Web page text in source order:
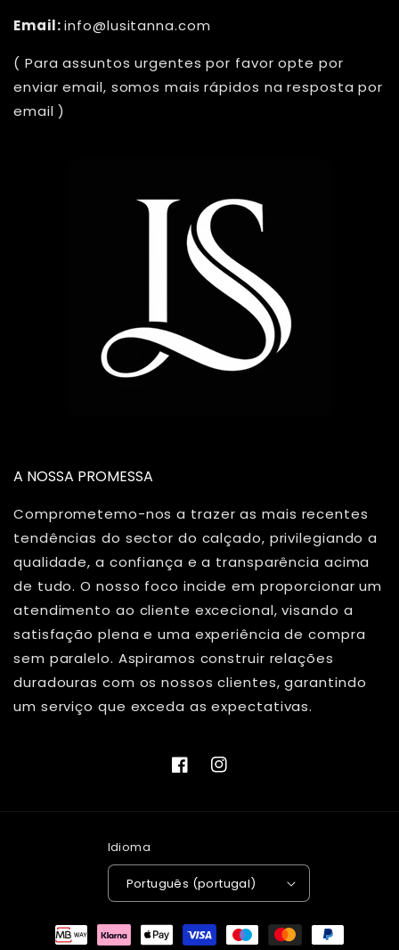
Email:info@lusitanna.com
( Para assuntos urgentes por favor opte por
enviar email, somos mais rápidos na resposta por
email )
A NOSSA PROMESSA
Comprometemo-nos a trazer as mais recentes
tendências do sector do calçado, privilegiando a
qualidade, a confiança e a transparência acima
de tudo. O nosso foco incide em proporcionar um
atendimento ao cliente excecional, visando a
satisfação plena e uma experiência de compra
sem paralelo. Aspiramos construir relações
duradouras com os nossos clientes, garantindo
um serviço que exceda as expectativas.
FacebookInstagram
Idioma
Português (portugal)
Métodos